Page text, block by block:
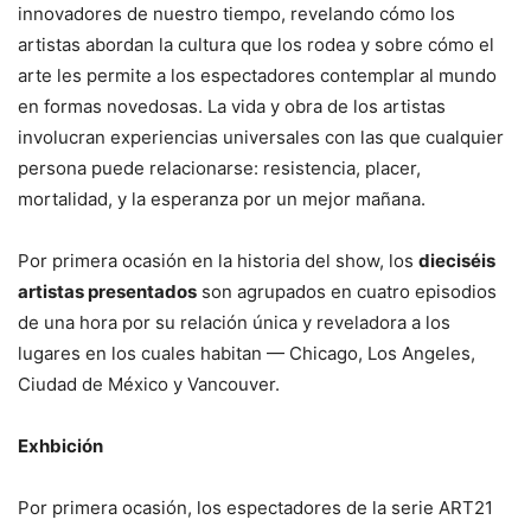
innovadores de nuestro tiempo, revelando cómo los
artistas abordan la cultura que los rodea y sobre cómo el
arte les permite a los espectadores contemplar al mundo
en formas novedosas. La vida y obra de los artistas
involucran experiencias universales con las que cualquier
persona puede relacionarse: resistencia, placer,
mortalidad, y la esperanza por un mejor mañana.
Por primera ocasión en la historia del show, los dieciséis
artistas presentados son agrupados en cuatro episodios
de una hora por su relación única y reveladora a los
lugares en los cuales habitan — Chicago, Los Angeles,
Ciudad de México y Vancouver.
Exhbición
Por primera ocasión, los espectadores de la serie ART21